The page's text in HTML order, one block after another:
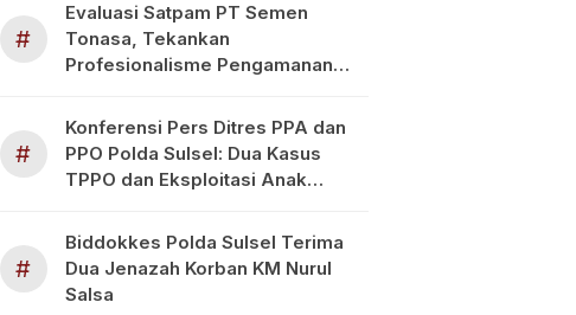
#
Evaluasi Satpam PT Semen
Tonasa, Tekankan
Profesionalisme Pengamanan
#
Konferensi Pers Ditres PPA dan
PPO Polda Sulsel: Dua Kasus
TPPO dan Eksploitasi Anak
#
Biddokkes Polda Sulsel Terima
Dua Jenazah Korban KM Nurul
Salsa